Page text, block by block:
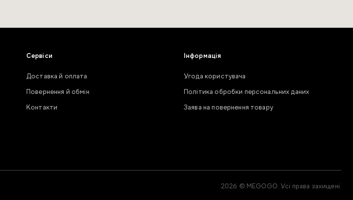
Сервіси
Доставка й оплата
Повернення й обмін
Контакти
Інформація
Угода користувача
Політика обробки персональних даних
Заява на повернення товару
2026 © MEGOGO. Усі права захищені.